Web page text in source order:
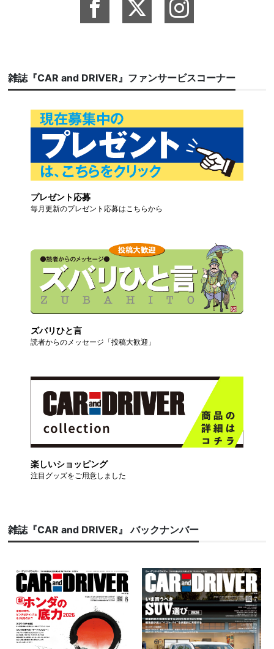
雑誌『CAR and DRIVER』ファンサービスコーナー
プレゼント応募
毎月更新のプレゼント応募はこちらから
ズバリひと言
読者からのメッセージ「投稿大歓迎」
楽しいショッピング
注目グッズをご用意しました
雑誌『CAR and DRIVER』 バックナンバー